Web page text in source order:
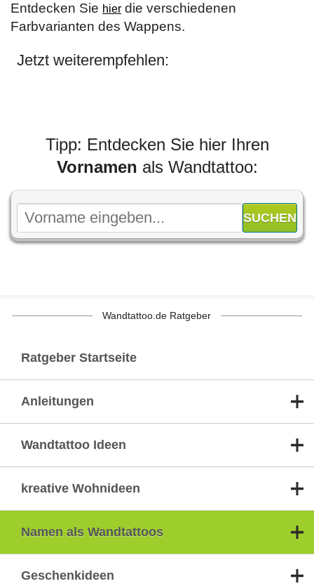
Entdecken Sie hier die verschiedenen
Farbvarianten des Wappens.
Jetzt weiterempfehlen:
Tipp: Entdecken Sie hier Ihren
Vornamen als Wandtattoo:
Wandtattoo.de Ratgeber
Ratgeber Startseite
Anleitungen
Wandtattoo Ideen
kreative Wohnideen
Namen als Wandtattoos
Geschenkideen